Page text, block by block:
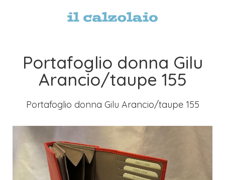
Portafoglio donna Gilu
Arancio/taupe 155
Portafoglio donna Gilu Arancio/taupe 155